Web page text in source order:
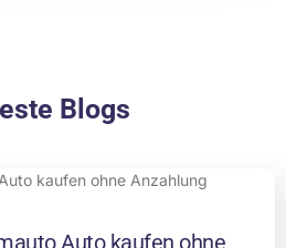
Blogs
Auto kaufen ohne